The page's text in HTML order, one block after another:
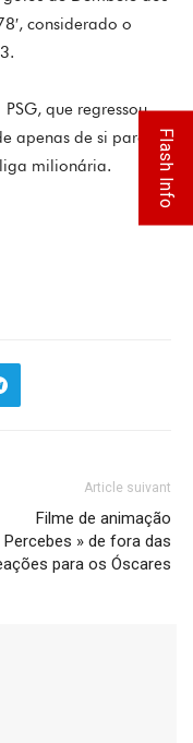
considerado o
que regressou
apenas de si para
milionária.
Article suivant
Filme de animação
Percebes » de fora das
para os Óscares
Flash Info